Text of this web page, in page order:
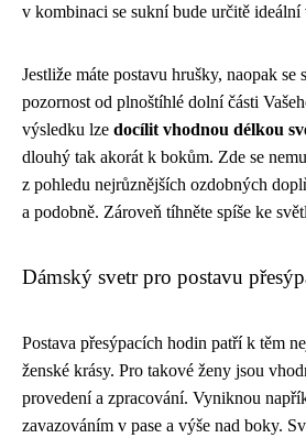
v kombinaci se sukní bude určitě ideální
Jestliže máte postavu hrušky, naopak se
pozornost od plnoštíhlé dolní části
výsledku lze docílit vhodnou délkou
dlouhý tak akorát k bokům. Zde se
z pohledu nejrůznějších ozdobných
a podobně. Zároveň tíhněte spíše ke
Dámský svetr pro postavu
Postava přesýpacích hodin patří k těm
ženské krásy. Pro takové ženy jsou
provedení a zpracování. Vyniknou
zavazováním v pase a výše nad boky.